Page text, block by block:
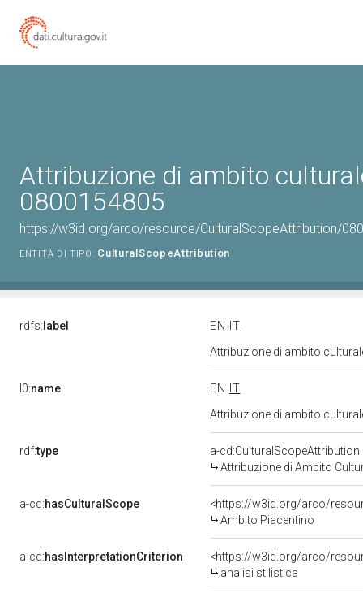
Attribuzione di ambito
0800154805
https://w3id.org/arco/resource/CulturalScopeAttribution/
ENTITÀ DI TIPO: CulturalScopeAttribution
rdfs: label EN
IT
Attribuzione di ambito
l0:name EN
IT
Attribuzione di ambito
rdf:type
a-cd:CulturalScopeAttribution
Attribuzione di Ambito
a-cd:hasCulturalScope
<https://w3id.org/arco/
Ambito Piacentino
a-cd:hasInterpretationCriterion
<https://w3id.org/arco/
analisi stilistica